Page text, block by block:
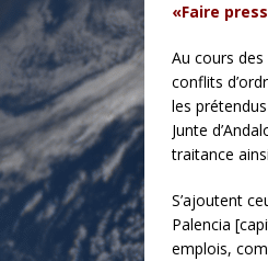
«Faire
Au cours
conflits
les
Junte
traitance
S’ajoutent
Palencia
emplois,